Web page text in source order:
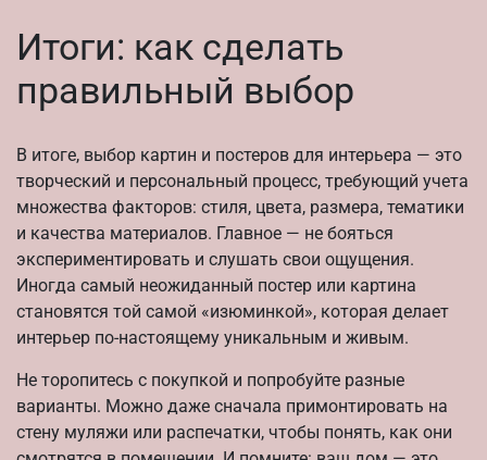
Итоги: как сделать
правильный выбор
В итоге, выбор картин и постеров для интерьера — это
творческий и персональный процесс, требующий учета
множества факторов: стиля, цвета, размера, тематики
и качества материалов. Главное — не бояться
экспериментировать и слушать свои ощущения.
Иногда самый неожиданный постер или картина
становятся той самой «изюминкой», которая делает
интерьер по-настоящему уникальным и живым.
Не торопитесь с покупкой и попробуйте разные
варианты. Можно даже сначала примонтировать на
стену муляжи или распечатки, чтобы понять, как они